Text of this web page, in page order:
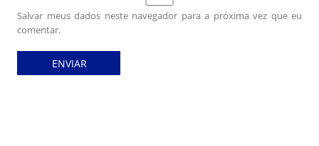
Salvar meus dados neste navegador para a próxima vez que eu
comentar.